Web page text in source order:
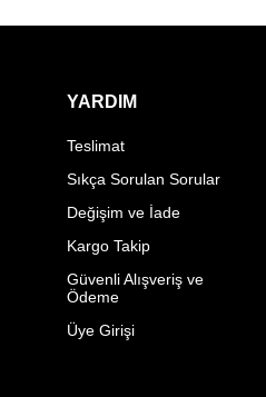
YARDIM
Teslimat
Sıkça Sorulan Sorular
Değişim ve İade
Kargo Takip
Güvenli Alışveriş ve
Ödeme
Üye Girişi